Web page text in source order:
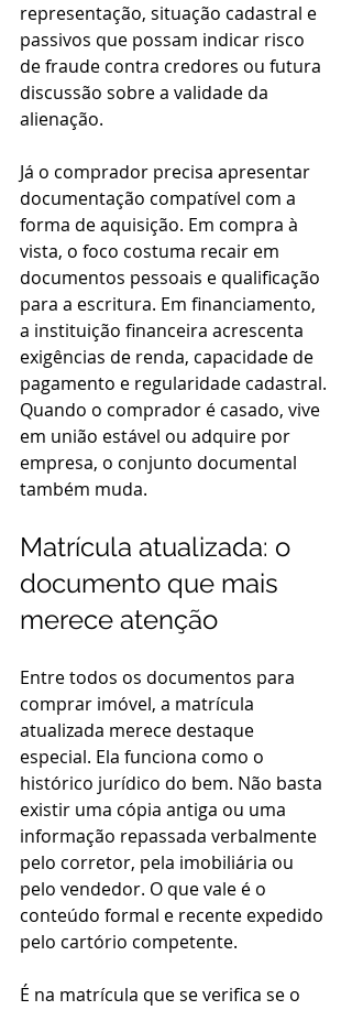
representação, situação cadastral e
passivos que possam indicar risco
de fraude contra credores ou futura
discussão sobre a validade da
alienação.
Já o comprador precisa apresentar
documentação compatível com a
forma de aquisição. Em compra à
vista, o foco costuma recair em
documentos pessoais e qualificação
para a escritura. Em financiamento,
a instituição financeira acrescenta
exigências de renda, capacidade de
pagamento e regularidade cadastral.
Quando o comprador é casado, vive
em união estável ou adquire por
empresa, o conjunto documental
também muda.
Matrícula atualizada: o
documento que mais
merece atenção
Entre todos os documentos para
comprar imóvel, a matrícula
atualizada merece destaque
especial. Ela funciona como o
histórico jurídico do bem. Não basta
existir uma cópia antiga ou uma
informação repassada verbalmente
pelo corretor, pela imobiliária ou
pelo vendedor. O que vale é o
conteúdo formal e recente expedido
pelo cartório competente.
É na matrícula que se verifica se o